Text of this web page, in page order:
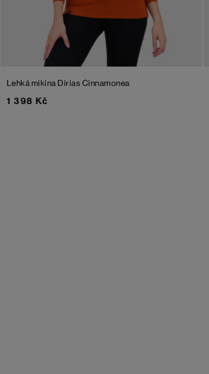
Lehká mikina Dirias Cinnamonea
1 398 Kč